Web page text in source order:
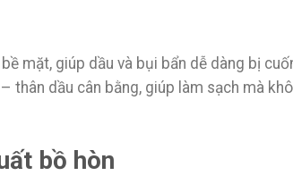
mặt, giúp dầu và bụi bẩn dễ dàng bị
thân dầu cân bằng, giúp làm sạch mà
bồ hòn